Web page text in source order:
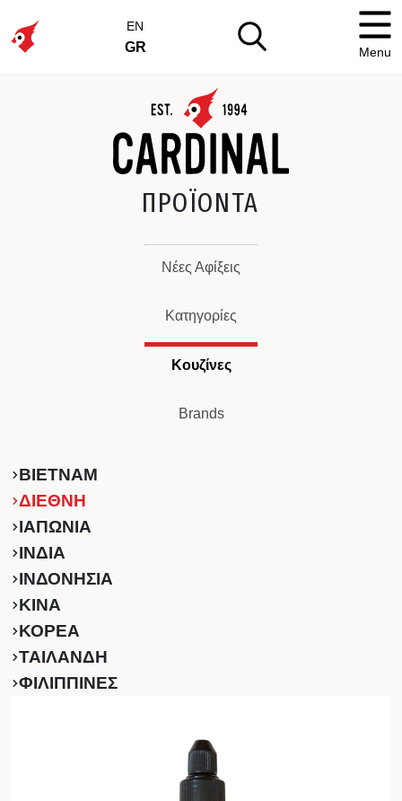
EN
GR Menu
ΠΡΟΪΟΝΤΑ
Νέες Αφίξεις
Κατηγορίες
Κουζίνες
Brands
ΒΙΕΤΝΑΜ
ΔΙΕΘΝΗ
ΙΑΠΩΝΙΑ
ΙΝΔΙΑ
ΙΝΔΟΝΗΣΙΑ
ΚINA
ΚΟΡΕΑ
ΤΑΙΛΑΝΔΗ
ΦΙΛΙΠΠΙΝΕΣ